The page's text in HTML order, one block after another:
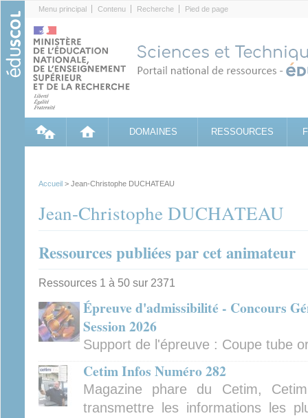
Menu principal Contenu Recherche Pied de page
DOMAINES RESSOURCES
Accueil > Jean-Christophe DUCHATEAU
Jean-Christophe DUCHATEAU
Ressources publiées par cet animateur
Ressources 1 à 50 sur 2371
Épreuve d'admissibilité - Concours
Session 2026
Support de l'épreuve : Coupe tube
Cetim Infos Numéro 282
Magazine phare du Cetim,
transmettre les informations les